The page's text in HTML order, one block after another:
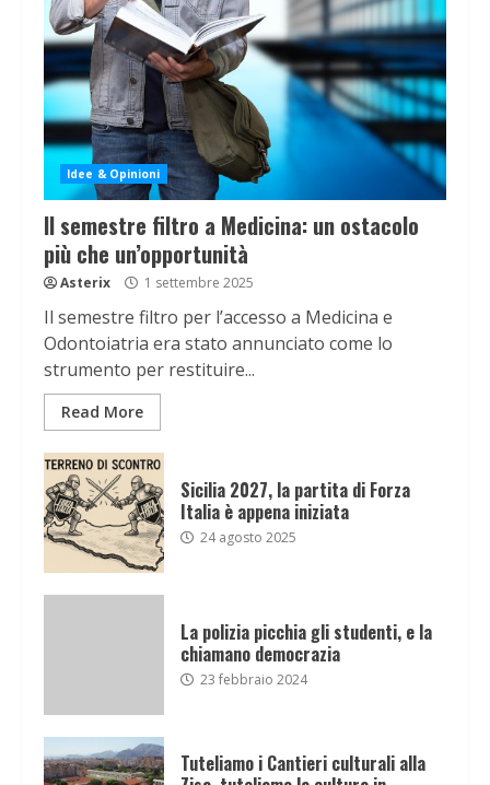
Idee & Opinioni
Il semestre filtro a Medicina: un ostacolo
più che un’opportunità
Asterix 1 settembre 2025
Il semestre filtro per l’accesso a Medicina e
Odontoiatria era stato annunciato come lo
strumento per restituire...
Read More
Sicilia 2027, la partita di Forza
Italia è appena iniziata
24 agosto 2025
La polizia picchia gli studenti, e la
chiamano democrazia
23 febbraio 2024
Tuteliamo i Cantieri culturali alla